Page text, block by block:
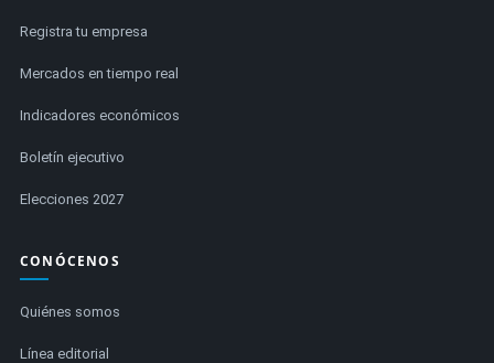
Registra tu empresa
Mercados en tiempo real
Indicadores económicos
Boletín ejecutivo
Elecciones 2027
CONÓCENOS
Quiénes somos
Línea editorial